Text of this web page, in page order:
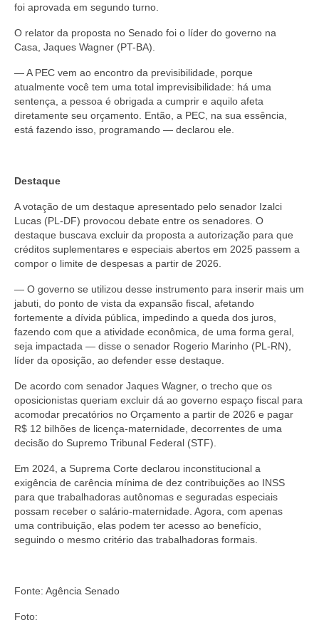
foi aprovada em segundo turno.
O relator da proposta no Senado foi o líder do governo na
Casa, Jaques Wagner (PT-BA).
— A PEC vem ao encontro da previsibilidade, porque
atualmente você tem uma total imprevisibilidade: há uma
sentença, a pessoa é obrigada a cumprir e aquilo afeta
diretamente seu orçamento. Então, a PEC, na sua essência,
está fazendo isso, programando — declarou ele.
Destaque
A votação de um destaque apresentado pelo senador Izalci
Lucas (PL-DF) provocou debate entre os senadores. O
destaque buscava excluir da proposta a autorização para que
créditos suplementares e especiais abertos em 2025 passem a
compor o limite de despesas a partir de 2026.
— O governo se utilizou desse instrumento para inserir mais um
jabuti, do ponto de vista da expansão fiscal, afetando
fortemente a dívida pública, impedindo a queda dos juros,
fazendo com que a atividade econômica, de uma forma geral,
seja impactada — disse o senador Rogerio Marinho (PL-RN),
líder da oposição, ao defender esse destaque.
De acordo com senador Jaques Wagner, o trecho que os
oposicionistas queriam excluir dá ao governo espaço fiscal para
acomodar precatórios no Orçamento a partir de 2026 e pagar
R$ 12 bilhões de licença-maternidade, decorrentes de uma
decisão do Supremo Tribunal Federal (STF).
Em 2024, a Suprema Corte declarou inconstitucional a
exigência de carência mínima de dez contribuições ao INSS
para que trabalhadoras autônomas e seguradas especiais
possam receber o salário-maternidade. Agora, com apenas
uma contribuição, elas podem ter acesso ao benefício,
seguindo o mesmo critério das trabalhadoras formais.
Fonte: Agência Senado
Foto: